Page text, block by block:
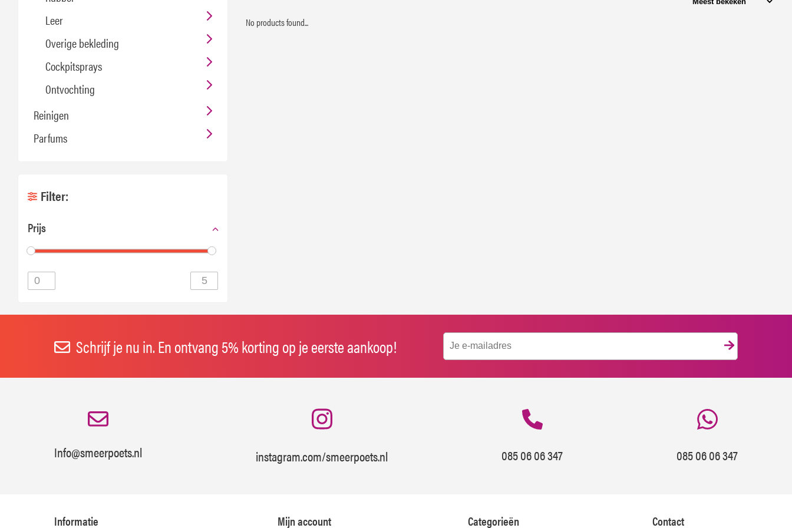
Leer
Overige bekleding
Cockpitsprays
Ontvochting
Reinigen
Parfums
Filter:
Prijs
No products found...
Schrijf je nu in. En ontvang 5% korting op je eerste aankoop!
Info@smeerpoets.nl instagram.com/smeerpoets.nl 085 06 06 347 085 06 06 347
Informatie Mijn account Categorieën Contact